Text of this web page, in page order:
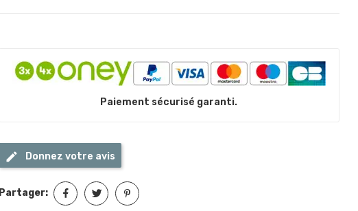
Paiement sécurisé garanti.
Donnez votre avis
Partager: